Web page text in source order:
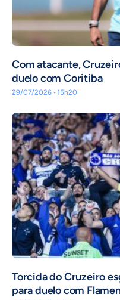
Com atacante,
duelo com Coritiba
29/07/2026 · 15h20
Torcida do Cruzeiro
para duelo com